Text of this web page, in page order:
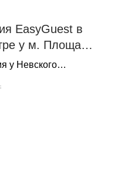
EasyGuest в
у м. Площадь
| Санкт-
у Невского